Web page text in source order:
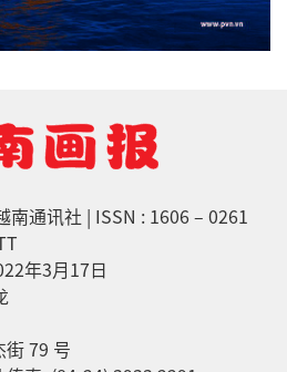
南通讯社 | ISSN : 1606 – 0261
年3月17日
79 号